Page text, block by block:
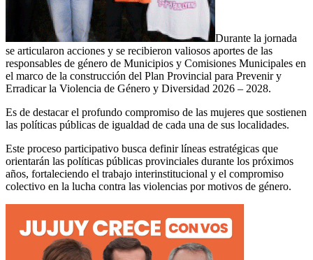
Durante la jornada
se articularon acciones y se recibieron valiosos aportes de las
responsables de género de Municipios y Comisiones Municipales en
el marco de la construcción del Plan Provincial para Prevenir y
Erradicar la Violencia de Género y Diversidad 2026 – 2028.
Es de destacar el profundo compromiso de las mujeres que sostienen
las políticas públicas de igualdad de cada una de sus localidades.
Este proceso participativo busca definir líneas estratégicas que
orientarán las políticas públicas provinciales durante los próximos
años, fortaleciendo el trabajo interinstitucional y el compromiso
colectivo en la lucha contra las violencias por motivos de género.